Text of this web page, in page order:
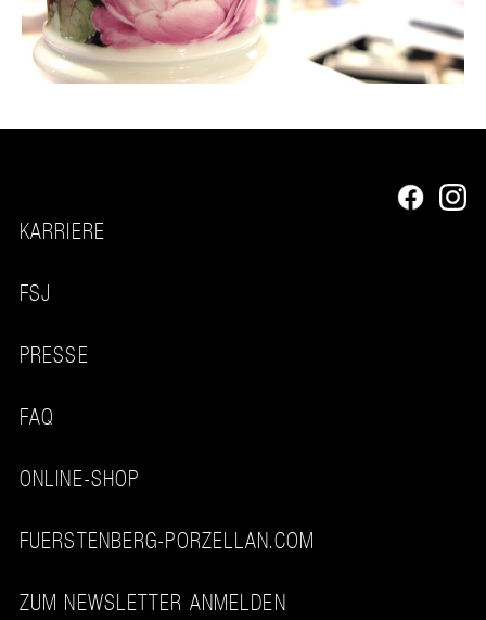
KARRIERE
FSJ
PRESSE
FAQ
ONLINE-SHOP
FUERSTENBERG-PORZELLAN.COM
ZUM NEWSLETTER ANMELDEN